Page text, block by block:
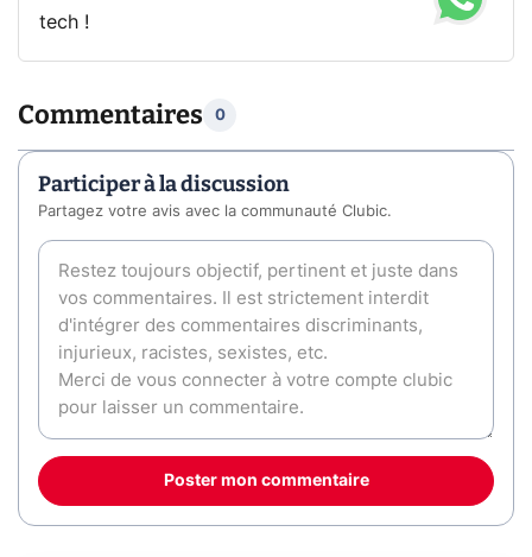
tech !
Commentaires 0
Participer à la discussion
Partagez votre avis avec la communauté Clubic.
Poster mon commentaire